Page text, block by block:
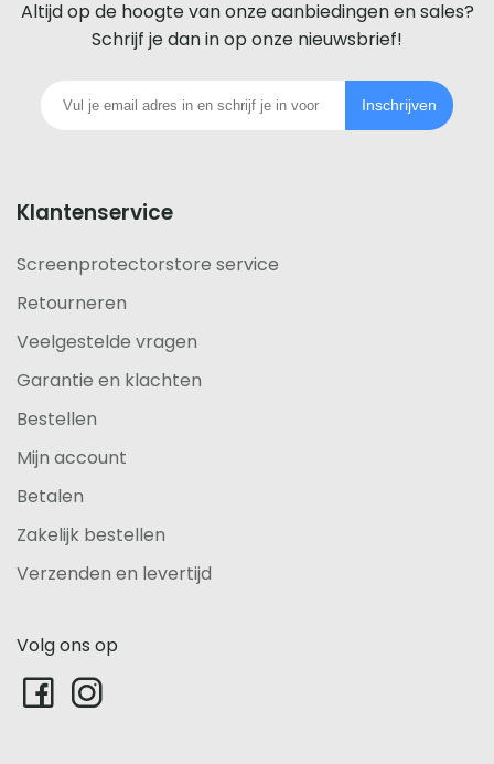
iedere
telefoon
Altijd op de hoogte van onze aanbiedingen en sales?
Schrijf je dan in op onze nieuwsbrief!
Inschrijven
Klantenservice
Screenprotectorstore service
Retourneren
Veelgestelde vragen
Garantie en klachten
Bestellen
Mijn account
Betalen
Zakelijk bestellen
Verzenden en levertijd
Volg ons op